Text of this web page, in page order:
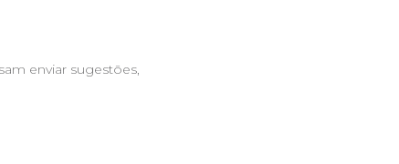
enviar sugestões,